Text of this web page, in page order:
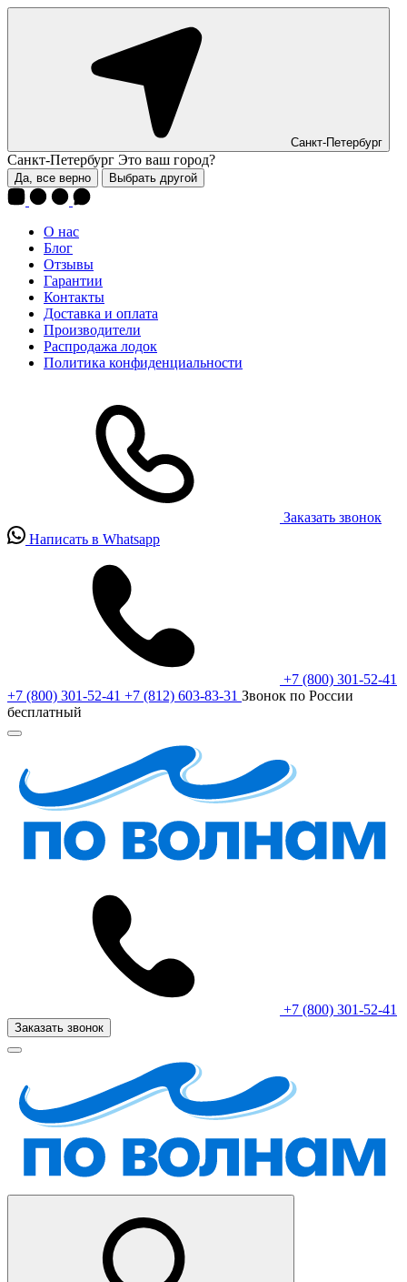
Санкт-Петербург
Санкт-Петербург Это ваш город?
Да, все верно Выбрать другой
О нас
Блог
Отзывы
Гарантии
Контакты
Доставка и оплата
Производители
Распродажа лодок
Политика конфиденциальности
Заказать звонок
Написать в Whatsapp
+7 (800) 301-52-41
+7 (800) 301-52-41 +7 (812) 603-83-31 Звонок по России
бесплатный
+7 (800) 301-52-41
Заказать звонок